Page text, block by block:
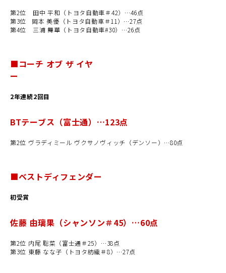
第2位 田中 平和（トヨタ自動車＃42）…46点
第3位 岡本 美優（トヨタ自動車＃11）…27点
第4位 三浦 舞華（トヨタ自動車#30）…26点
■コーチ オブ ザ イヤ
ー
2年連続2回目
BTテーブス（富士通）…123点
第2位 ヴラディミール ヴクサノヴィッチ（デンソー）…80点
■ベストディフェンダー
初受賞
佐藤 由璃果（シャンソン＃45）…60点
第2位 内尾 聡菜（富士通＃25）…38点
第3位 東藤 なな子（トヨタ紡織＃8）…27点